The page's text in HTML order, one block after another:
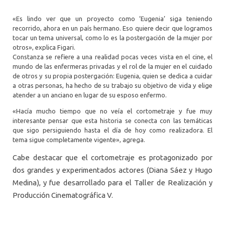
«Es lindo ver que un proyecto como ‘Eugenia’ siga teniendo
recorrido, ahora en un país hermano. Eso quiere decir que logramos
tocar un tema universal, como lo es la postergación de la mujer por
otros», explica Figari.
Constanza se refiere a una realidad pocas veces vista en el cine, el
mundo de las enfermeras privadas y el rol de la mujer en el cuidado
de otros y su propia postergación: Eugenia, quien se dedica a cuidar
a otras personas, ha hecho de su trabajo su objetivo de vida y elige
atender a un anciano en lugar de su esposo enfermo.
«Hacía mucho tiempo que no veía el cortometraje y fue muy
interesante pensar que esta historia se conecta con las temáticas
que sigo persiguiendo hasta el día de hoy como realizadora. El
tema sigue completamente vigente», agrega.
Cabe destacar que el cortometraje es protagonizado por
dos grandes y experimentados actores (Diana Sáez y Hugo
Medina), y fue desarrollado para el Taller de Realización y
Producción Cinematográfica V.